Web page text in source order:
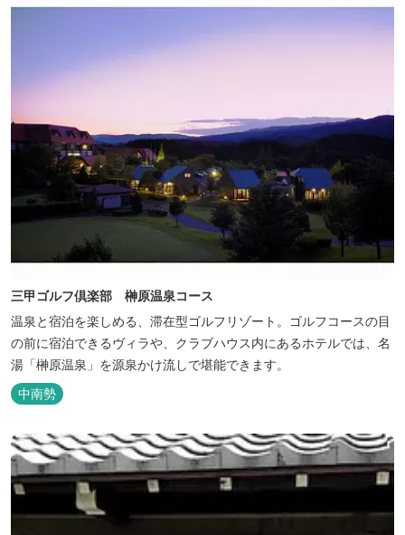
三甲ゴルフ倶楽部 榊原温泉コース
温泉と宿泊を楽しめる、滞在型ゴルフリゾート。ゴルフコースの目
の前に宿泊できるヴィラや、クラブハウス内にあるホテルでは、名
湯「榊原温泉」を源泉かけ流しで堪能できます。
中南勢